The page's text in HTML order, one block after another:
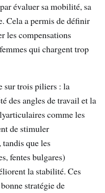
évaluer sa mobilité, sa
Cela a permis de définir
les compensations
qui chargent trop
sur trois piliers : la
des angles de travail et la
comme les
de stimuler
tandis que les
fentes bulgares)
la stabilité. Ces
stratégie de